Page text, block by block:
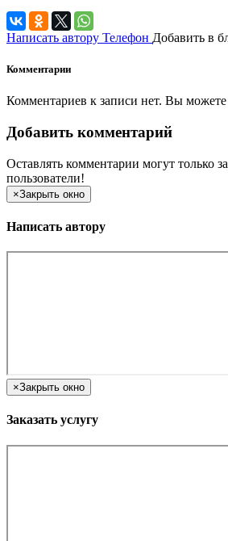
Написать автору Телефон Добавить в
Комментарии
Комментариев к записи нет. Вы
Добавить комментарий
Оставлять комментарии могут только
пользователи!
×Закрыть окно
Написать автору
×Закрыть окно
Заказать услугу